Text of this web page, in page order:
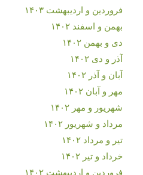
فروردین و اردیبهشت ۱۴۰۳
بهمن و اسفند ۱۴۰۲
دی و بهمن ۱۴۰۲
آذر و دی ۱۴۰۲
آبان و آذر ۱۴۰۲
مهر و آبان ۱۴۰۲
شهریور و مهر ۱۴۰۲
مرداد و شهریور ۱۴۰۲
تیر و مرداد ۱۴۰۲
خرداد و تیر ۱۴۰۲
فروردین و اردیبهشت ۱۴۰۲